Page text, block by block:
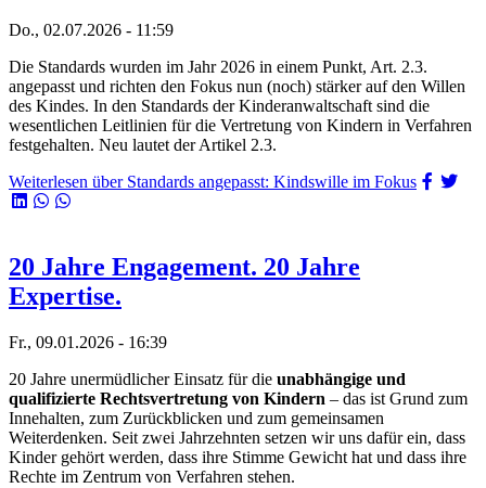
Do., 02.07.2026 - 11:59
Die Standards wurden im Jahr 2026 in einem Punkt, Art. 2.3.
angepasst und richten den Fokus nun (noch) stärker auf den Willen
des Kindes. In den Standards der Kinderanwaltschaft sind die
wesentlichen Leitlinien für die Vertretung von Kindern in Verfahren
festgehalten. Neu lautet der Artikel 2.3.
Weiterlesen über Standards angepasst: Kindswille im Fokus
20 Jahre Engagement. 20 Jahre
Expertise.
Fr., 09.01.2026 - 16:39
20 Jahre unermüdlicher Einsatz für die unabhängige und
qualifizierte Rechtsvertretung von Kindern – das ist Grund zum
Innehalten, zum Zurückblicken und zum gemeinsamen
Weiterdenken. Seit zwei Jahrzehnten setzen wir uns dafür ein, dass
Kinder gehört werden, dass ihre Stimme Gewicht hat und dass ihre
Rechte im Zentrum von Verfahren stehen.